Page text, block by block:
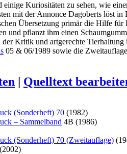
einige Kuriositäten zu sehen, wie
mit der Annonce Dagoberts löst in
Übersetzung primär die Hilfe
und pflanzt ihm einen
Kritik und artgerechte
05 & 06/1989 sowie die
| Quelltext
(Sonderheft) 70 (1982)
– Sammelband 4B (1986)
(Sonderheft) 70 (Zweitauflage)
(2002)